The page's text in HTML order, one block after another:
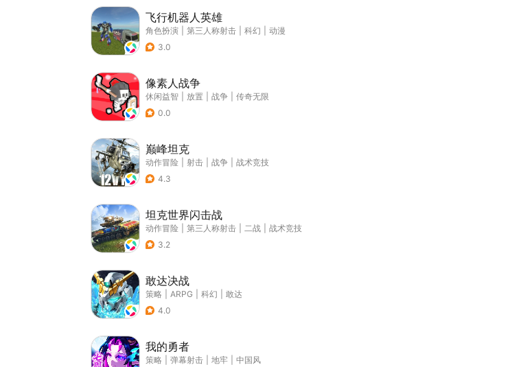
飞行机器人英雄
角色扮演 第三人称射击 科幻
动漫
3.0
像素人战争
休闲益智 放置 战争
传奇无限
0.0
巅峰坦克
动作冒险 射击 战争
战术竞技
4.3
坦克世界闪击战
动作冒险 第三人称射击 二战
战术竞技
3.2
敢达决战
策略 ARPG 科幻
敢达
4.0
我的勇者
策略 弹幕射击 地牢 中国风